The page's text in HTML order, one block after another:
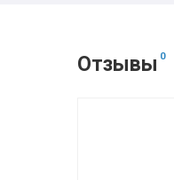
Отзывы 0